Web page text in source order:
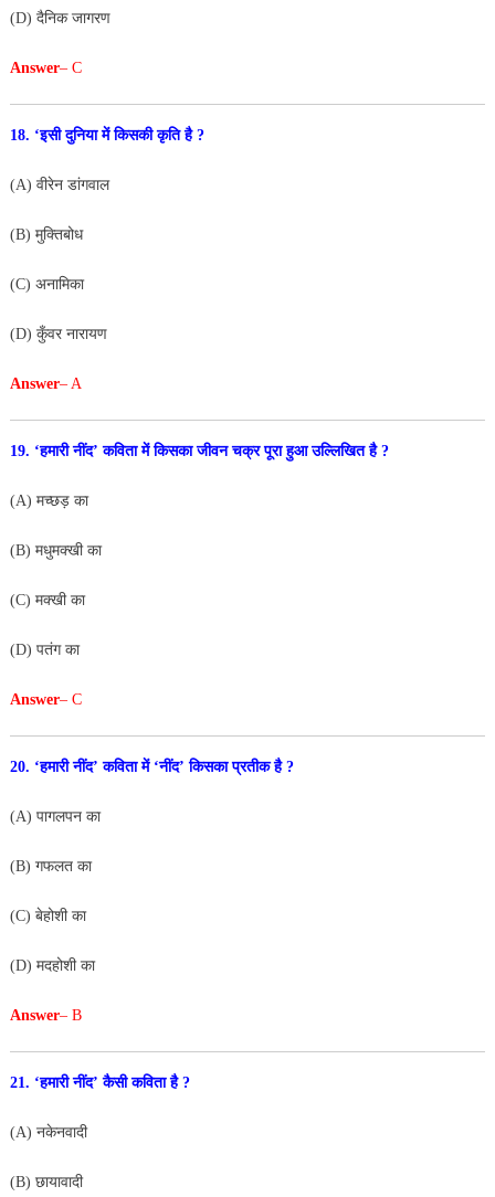
(D) दैनिक जागरण
Answer– C
18. ‘इसी दुनिया में किसकी कृति है ?
(A) वीरेन डांगवाल
(B) मुक्तिबोध
(C) अनामिका
(D) कुँवर नारायण
Answer– A
19. ‘हमारी नींद’ कविता में किसका जीवन चक्र पूरा हुआउल्लिखित है ?
(A) मच्छड़ का
(B) मधुमक्खी का
(C) मक्खी का
(D) पतंग का
Answer– C
20. ‘हमारी नींद’ कविता में ‘नींद’ किसका प्रतीक है ?
(A) पागलपन का
(B) गफलत का
(C) बेहोशी का
(D) मदहोशी का
Answer– B
21. ‘हमारी नींद’ कैसी कविता है ?
(A) नकेनवादी
(B) छायावादी